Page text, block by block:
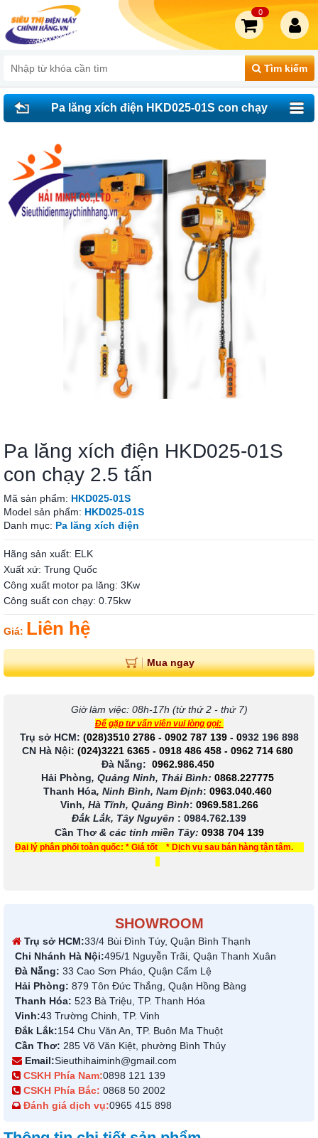
Tìm kiếm
0
Pa lăng xích điện HKD025-01S con chạy
Pa lăng xích điện HKD025-01S
con chạy 2.5 tấn
Mã sản phẩm: HKD025-01S
Model sản phẩm: HKD025-01S
Danh mục: Pa lăng xích điện
Hãng sản xuất: ELK
Xuất xứ: Trung Quốc
Công xuất motor pa lăng: 3Kw
Công suất con chạy: 0.75kw
Giá: Liên hệ
Mua ngay
Giờ làm việc: 08h-17h (từ thứ 2 - thứ 7)
Để gặp tư vấn viên vui lòng gọi:
Trụ sở HCM: (028)3510 2786 - 0902 787 139- 0932 196 898
CN Hà Nội: (024)3221 6365 - 0918 486 458 - 0962 714 680
Đà Nẵng: 0962.986.450
Hải Phòng, Quảng Ninh, Thái Bình: 0868.227775
Thanh Hóa, Ninh Bình, Nam Định: 0963.040.460
Vinh, Hà Tĩnh, Quảng Bình: 0969.581.266
Đắk Lắk, Tây Nguyên : 0984.762.139
Cần Thơ & các tỉnh miền Tây: 0938 704 139
Đại lý phân phối toàn quốc: * Giá tốt * Dịch vụ sau bán hàng tận tâm.
SHOWROOM
Trụ sở HCM:33/4 Bùi Đình Túy, Quận Bình Thạnh
Chi Nhánh Hà Nội:495/1 Nguyễn Trãi, Quận Thanh Xuân
Đà Nẵng: 33 Cao Sơn Pháo, Quận Cẩm Lệ
Hải Phòng: 879 Tôn Đức Thắng, Quận Hồng Bàng
Thanh Hóa: 523 Bà Triệu, TP. Thanh Hóa
Vinh:43 Trường Chinh, TP. Vinh
Đắk Lắk:154 Chu Văn An, TP. Buôn Ma Thuột
Cần Thơ: 285 Võ Văn Kiệt, phường Bình Thủy
Email:Sieuthihaiminh@gmail.com
CSKH Phía Nam:0898 121 139
CSKH Phía Bắc: 0868 50 2002
Đánh giá dịch vụ:0965 415 898